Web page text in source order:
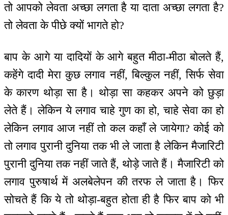
तो आपको लेवता अच्छा लगता है या दाता अच्छा लगता है?
तो लेवता के पीछे क्यों भागते हो?
बाप के आगे या दादियों के आगे बहुत मीठा-मीठा बोलते हैं,
कहेंगे दादी मेरा कुछ लगाव नहीं, बिल्कुल नहीं, सिर्फ सेवा
के कारण थोड़ा सा है। थोड़ा सा कहकर अपने को छुड़ा
लेते हैं। लेकिन ये लगाव चाहे गुण का हो, चाहे सेवा का हो
लेकिन लगाव आज नहीं तो कल कहाँ ले जायेगा? कोई को
तो लगाव पुरानी दुनिया तक भी ले जाता है लेकिन मैजारिटी
पुरानी दुनिया तक नहीं जाते हैं, थोड़े जाते हैं। मैजारिटी को
लगाव पुरुषार्थ में अलबेलेपन की तरफ ले जाता है। फिर
सोचते हैं कि ये तो थोड़ा-बहुत होता ही है फिर बाप को भी